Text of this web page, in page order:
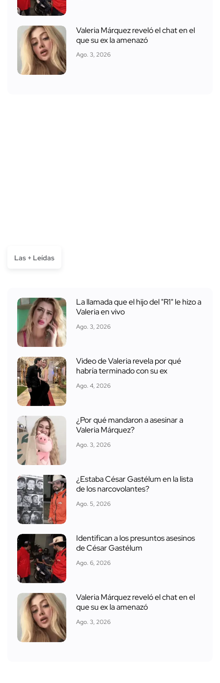
Valeria Márquez reveló el chat en el
que su ex la amenazó
Ago. 3, 2026
Las + Leídas
La llamada que el hijo del "R1" le hizo a
Valeria en vivo
Ago. 3, 2026
Video de Valeria revela por qué
habría terminado con su ex
Ago. 4, 2026
¿Por qué mandaron a asesinar a
Valeria Márquez?
Ago. 3, 2026
¿Estaba César Gastélum en la lista
de los narcovolantes?
Ago. 5, 2026
Identifican a los presuntos asesinos
de César Gastélum
Ago. 6, 2026
Valeria Márquez reveló el chat en el
que su ex la amenazó
Ago. 3, 2026